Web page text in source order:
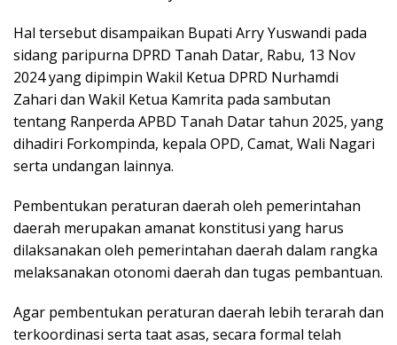
Hal tersebut disampaikan Bupati Arry Yuswandi pada
sidang paripurna DPRD Tanah Datar, Rabu, 13 Nov
2024 yang dipimpin Wakil Ketua DPRD Nurhamdi
Zahari dan Wakil Ketua Kamrita pada sambutan
tentang Ranperda APBD Tanah Datar tahun 2025, yang
dihadiri Forkompinda, kepala OPD, Camat, Wali Nagari
serta undangan lainnya.
Pembentukan peraturan daerah oleh pemerintahan
daerah merupakan amanat konstitusi yang harus
dilaksanakan oleh pemerintahan daerah dalam rangka
melaksanakan otonomi daerah dan tugas pembantuan.
Agar pembentukan peraturan daerah lebih terarah dan
terkoordinasi serta taat asas, secara formal telah